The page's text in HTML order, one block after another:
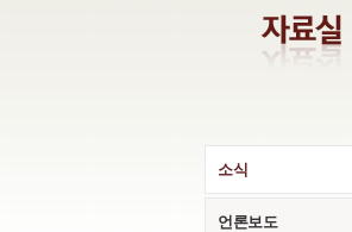
소식
언론보도